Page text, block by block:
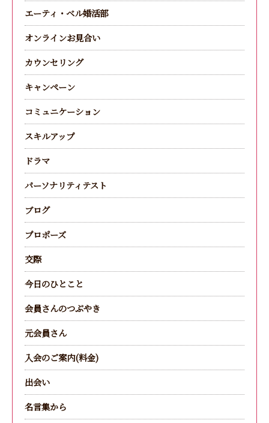
エーティ・ベル婚活部
オンラインお見合い
カウンセリング
キャンペーン
コミュニケーション
スキルアップ
ドラマ
パーソナリティテスト
ブログ
プロポーズ
交際
今日のひとこと
会員さんのつぶやき
元会員さん
入会のご案内(料金)
出会い
名言集から